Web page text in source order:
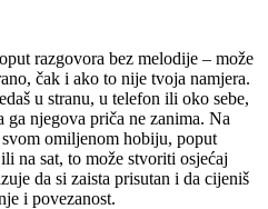
razgovora bez melodije – može
čak i ako to nije tvoja namjera.
u stranu, u telefon ili oko sebe,
njegova priča ne zanima. Na
omiljenom hobiju, poput
na sat, to može stvoriti osjećaj
da si zaista prisutan i da cijeniš
i povezanost.